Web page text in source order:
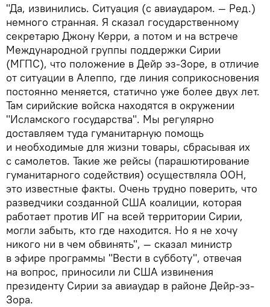
"Да, извинились. Ситуация (с авиаударом. — Ред.)
немного странная. Я сказал государственному
секретарю Джону Керри, а потом и на встрече
Международной группы поддержки Сирии
(МГПС), что положение в Дейр эз-Зоре, в отличие
от ситуации в Алеппо, где линия соприкосновения
постоянно меняется, статично уже более двух лет.
Там сирийские войска находятся в окружении
"Исламского государства". Мы регулярно
доставляем туда гуманитарную помощь
и необходимые для жизни товары, сбрасывая их
с самолетов. Такие же рейсы (парашютирование
гуманитарного содействия) осуществляла ООН,
это известные факты. Очень трудно поверить, что
разведчики созданной США коалиции, которая
работает против ИГ на всей территории Сирии,
могли забыть, кто где находится. Но я не хочу
никого ни в чем обвинять", — сказал министр
в эфире программы "Вести в субботу", отвечая
на вопрос, приносили ли США извинения
президенту Сирии за авиаудар в районе Дейр-эз-
Зора.